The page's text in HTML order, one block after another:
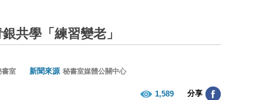
共學「練習變老」
書室 新聞來源 秘書室媒體公關中心
1,589 分享